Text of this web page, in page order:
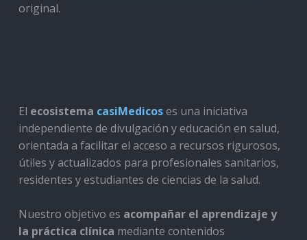
original.
El ecosistema casiMedicoses una iniciativa
independiente de divulgación y educación en salud,
orientada a facilitar el acceso a recursos rigurosos,
útiles y actualizados para profesionales sanitarios,
residentes y estudiantes de ciencias de la salud.
Nuestro objetivo es acompañar el aprendizaje y
la práctica clínica mediante contenidos